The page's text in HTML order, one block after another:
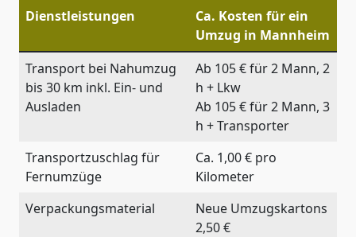
Dienstleistungen
Ca. Kosten für ein
Umzug in Mannheim
Transport bei Nahumzug
bis 30 km inkl. Ein- und
Ausladen
Ab 105 € für 2 Mann, 2
h + Lkw
Ab 105 € für 2 Mann, 3
h + Transporter
Transportzuschlag für
Fernumzüge
Ca. 1,00 € pro
Kilometer
Verpackungsmaterial
Neue Umzugskartons
2,50 €